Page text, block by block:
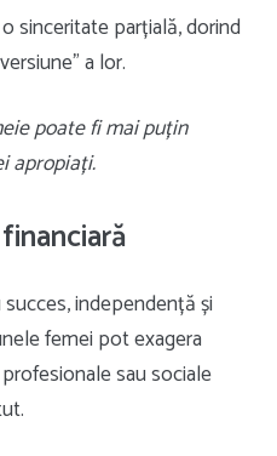
sinceritate parțială, dorind
a lor.
poate fi mai puțin
apropiați.
independență și
femei pot exagera
sau sociale